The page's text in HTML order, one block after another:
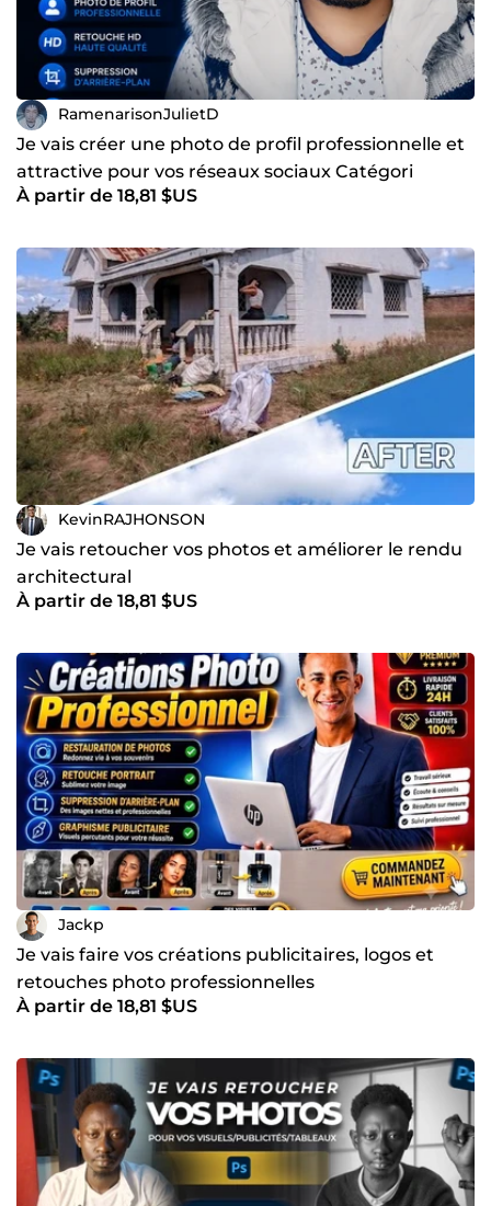
RamenarisonJulietD
Je vais créer une photo de profil professionnelle et
attractive pour vos réseaux sociaux Catégori
À partir de 18,81 $US
KevinRAJHONSON
Je vais retoucher vos photos et améliorer le rendu
architectural
À partir de 18,81 $US
Jackp
Je vais faire vos créations publicitaires, logos et
retouches photo professionnelles
À partir de 18,81 $US